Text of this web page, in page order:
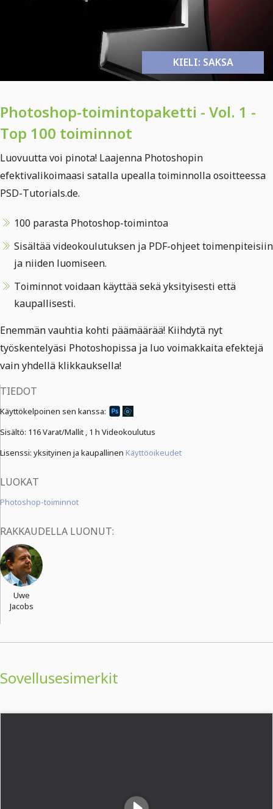
KIELI: SAKSA
Photoshop-toimintopaketti - Vol. 1 -
Top 100 toiminnot
Luovuutta voi pinota! Laajenna Photoshopin
efektivalikoimaasi satalla upealla toiminnolla osoitteessa
PSD-Tutorials.de.
100 parasta Photoshop-toimintoa
Sisältää videokoulutuksen ja PDF-ohjeet toimenpiteisiin
ja niiden luomiseen.
Toiminnot voidaan käyttää sekä yksityisesti että
kaupallisesti.
Enemmän vauhtia kohti päämäärää! Kiihdytä nyt
työskentelyäsi Photoshopissa ja luo voimakkaita efektejä
vain yhdellä klikkauksella!
TIEDOT
Käyttökelpoinen sen kanssa:
Sisältö: 116 Varat/Mallit , 1 h Videokoulutus
Lisenssi: yksityinen ja kaupallinen Käyttöoikeudet
LUOKAT
Photoshop-toiminnot
RAKKAUDELLA LUONUT:
Uwe
Jacobs
Sovellusesimerkit